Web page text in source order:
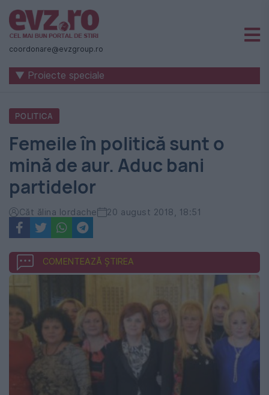
Știri
naționale
internaționale
România
-
Evenimentul
Zilei
coordonare@evzgroup.ro
▼ Proiecte speciale
POLITICA
Femeile în politică sunt o
mină de aur. Aduc bani
partidelor
Căt ălina Iordache 20 august 2018, 18:51
COMENTEAZĂ ȘTIREA